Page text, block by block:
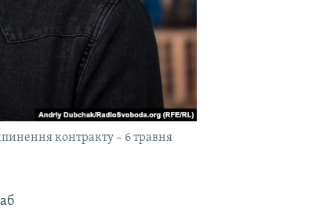
контракту – 6 травня